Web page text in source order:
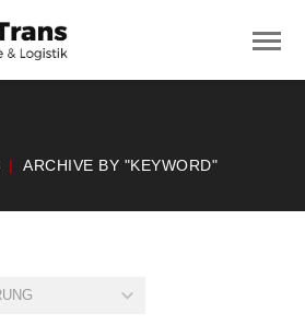
ARCHIVE BY "KEYWORD"